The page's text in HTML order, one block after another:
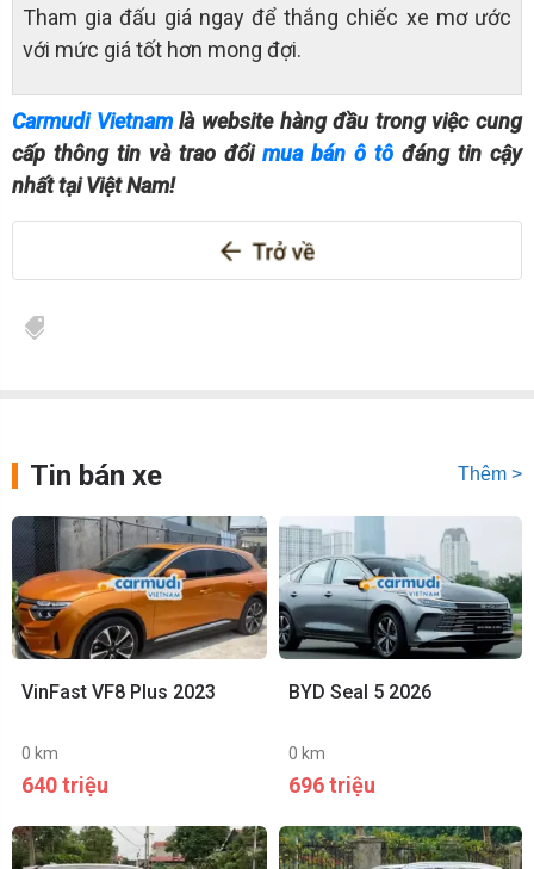
Tham gia đấu giá ngay để thắng chiếc xe mơ ước
với mức giá tốt hơn mong đợi.
Carmudi Vietnamlà website hàng đầu trong việc cung
cấp thông tin và trao đổi mua bán ô tô đáng tin cậy
nhất tại Việt Nam!
Tin bán xe Thêm >
VinFast VF8 Plus 2023
0 km
640 triệu
BYD Seal 5 2026
0 km
696 triệu